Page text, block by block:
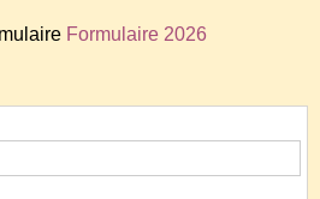
Formulaire 2026